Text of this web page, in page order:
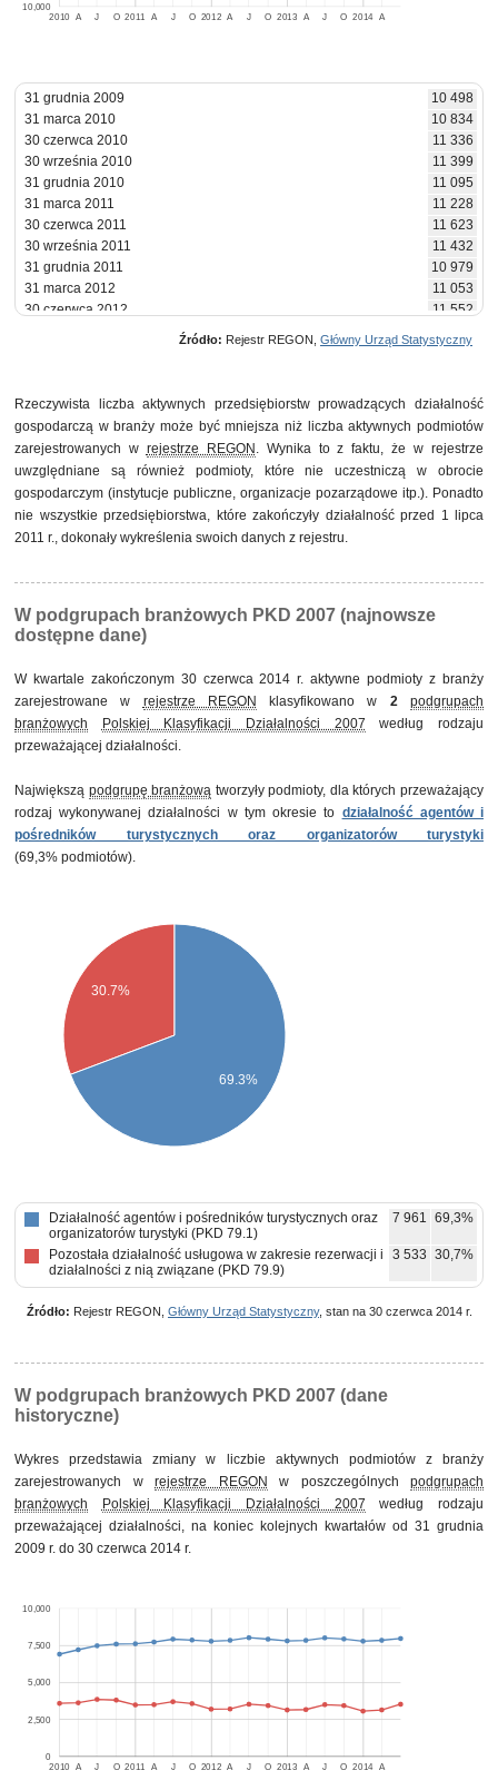
2010 2011 2012 2013 2014
A J O A J O A J O A J O A
10,000
31 grudnia 2009
10 498
31 marca 2010
10 834
30 czerwca 2010
11 336
30 września 2010
11 399
31 grudnia 2010
11 095
31 marca 2011
11 228
30 czerwca 2011
11 623
30 września 2011
11 432
31 grudnia 2011
10 979
31 marca 2012
11 053
30 czerwca 2012
11 552
30 września 2013
31 grudnia 2013
31 marca 2014
10 988
30 czerwca 2014
11 494
Źródło: Rejestr REGON, Główny Urząd Statystyczny
Rzeczywista liczba aktywnych przedsiębiorstw prowadzących działalność
gospodarczą w branży może być mniejsza niż liczba aktywnych podmiotów
zarejestrowanych w rejestrze REGON . Wynika to z faktu, że w rejestrze
uwzględniane są również podmioty, które nie uczestniczą w obrocie
gospodarczym (instytucje publiczne, organizacje pozarządowe itp.). Ponadto
nie wszystkie przedsiębiorstwa, które zakończyły działalność przed 1 lipca
2011 r., dokonały wykreślenia swoich danych z rejestru.
W podgrupach branżowych PKD 2007 (najnowsze
dostępne dane)
W kwartale zakończonym 30 czerwca 2014 r. aktywne podmioty z branży
zarejestrowane w rejestrze REGON klasyfikowano w 2
podgrupach
branżowych
Polskiej Klasyfikacji Działalności 2007 według rodzaju
przeważającej działalności.
Największą podgrupę branżową tworzyły podmioty, dla których przeważający
rodzaj wykonywanej działalności w tym okresie to działalność agentów i
pośredników turystycznych oraz organizatorów turystyki
(69,3% podmiotów).
30.7%
69.3%
Działalność agentów i pośredników turystycznych oraz
organizatorów turystyki (PKD 79.1)
7 961 69,3%
Pozostała działalność usługowa w zakresie rezerwacji i
działalności z nią związane (PKD 79.9)
3 533 30,7%
Źródło: Rejestr REGON, Główny Urząd Statystyczny, stan na 30 czerwca 2014 r.
W podgrupach branżowych PKD 2007 (dane
historyczne)
Wykres przedstawia zmiany w liczbie aktywnych podmiotów z branży
zarejestrowanych w rejestrze REGON w poszczególnych podgrupach
branżowych
Polskiej Klasyfikacji Działalności 2007 według rodzaju
przeważającej działalności, na koniec kolejnych kwartałów od 31 grudnia
2009 r. do 30 czerwca 2014 r.
2010 2011 2012 2013 2014
A J O A J O A J O A J O A
0
2,500
5,000
7,500
10,000